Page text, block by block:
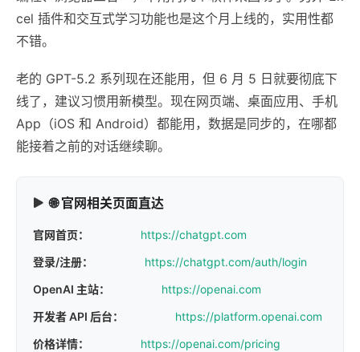
cel 插件和交互式学习功能也是这个月上线的，实用性都
不错。
老的 GPT-5.2 系列现在还能用，但 6 月 5 日就要彻底下
线了，建议习惯用新模型。现在网页端、桌面应用、手机
App（iOS 和 Android）都能用，数据是同步的，在哪都
能接着之前的对话继续聊。
🌐 官网相关页面直达
官网首页：
https://chatgpt.com
登录/注册：
https://chatgpt.com/auth/login
OpenAI 主站：
https://openai.com
开发者 API 后台：
https://platform.openai.com
价格详情：
https://openai.com/pricing